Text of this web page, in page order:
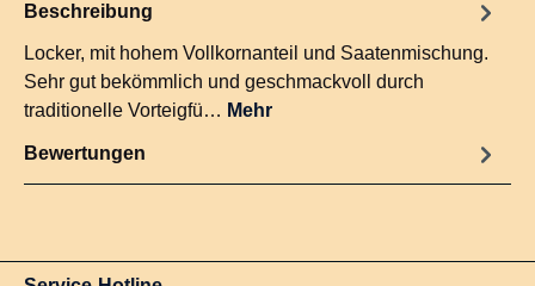
Beschreibung
Locker, mit hohem Vollkornanteil und Saatenmischung.
Sehr gut bekömmlich und geschmackvoll durch
traditionelle Vorteigfü… Mehr
Bewertungen